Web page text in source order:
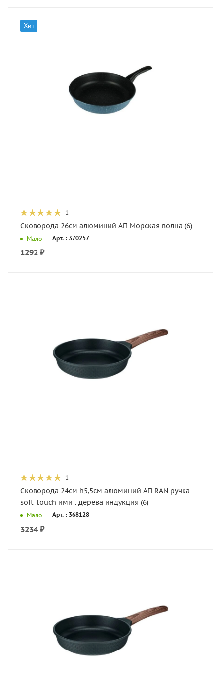
Хит
1
Сковорода 26см алюминий АП Морская волна (6)
Мало Арт. : 370257
1292 ₽
1
Сковорода 24см h5,5см алюминий АП RAN ручка
soft-touch имит. дерева индукция (6)
Мало Арт. : 368128
3234₽